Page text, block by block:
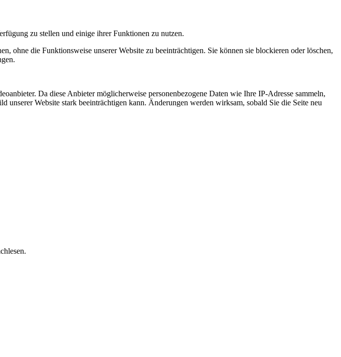
zu stellen und einige ihrer Funktionen zu nutzen.
ohne die Funktionsweise unserer Website zu beeinträchtigen. Sie können sie blockieren oder löschen,
Da diese Anbieter möglicherweise personenbezogene Daten wie Ihre IP-Adresse sammeln,
unserer Website stark beeinträchtigen kann. Änderungen werden wirksam, sobald Sie die Seite neu